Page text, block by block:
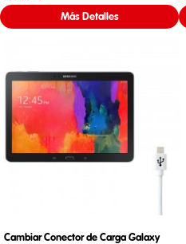
Más Detalles
Cambiar Conector de Carga Galaxy